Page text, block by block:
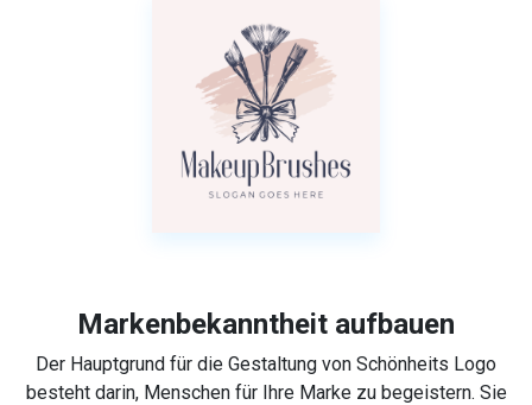
Markenbekanntheit aufbauen
Der Hauptgrund für die Gestaltung von Schönheits Logo
besteht darin, Menschen für Ihre Marke zu begeistern. Sie